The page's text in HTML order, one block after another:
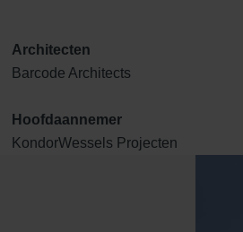
Architecten
Barcode Architects
Hoofdaannemer
KondorWessels Projecten